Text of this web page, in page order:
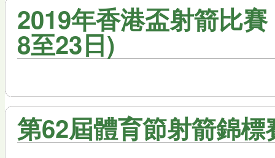
2019年香港盃射箭比
8至23日)
第62屆體育節射箭錦